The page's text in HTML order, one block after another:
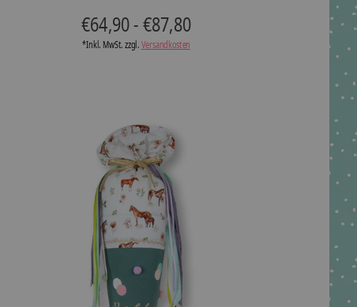
€64,90 - €87,80
*Inkl. MwSt. zzgl.Versandkosten